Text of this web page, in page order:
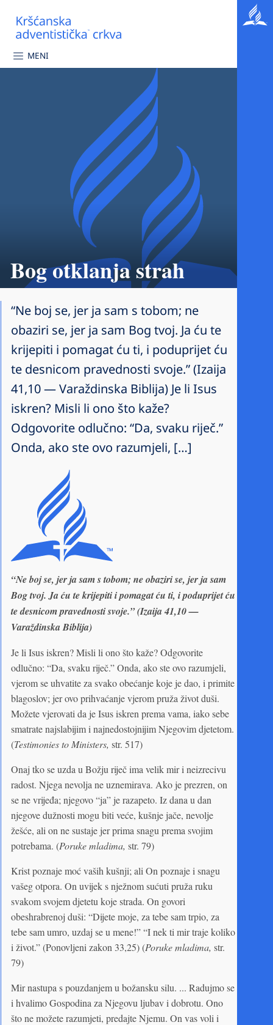
MENI
Bog otklanja strah
“Ne boj se, jer ja sam s tobom; ne
obaziri se, jer ja sam Bog tvoj. Ja ću te
krijepiti i pomagat ću ti, i poduprijet ću
te desnicom pravednosti svoje.” (Izaija
41,10 — Varaždinska Biblija) Je li Isus
iskren? Misli li ono što kaže?
Odgovorite odlučno: “Da, svaku riječ.”
Onda, ako ste ovo razumjeli, […]
“Ne boj se, jer ja sam s tobom; ne obaziri se, jer ja sam
Bog tvoj. Ja ću te krijepiti i pomagat ću ti, i poduprijet ću
te desnicom pravednosti svoje.” (Izaija 41,10 —
Varaždinska Biblija)
Je li Isus iskren? Misli li ono što kaže? Odgovorite
odlučno: “Da, svaku riječ.” Onda, ako ste ovo razumjeli,
vjerom se uhvatite za svako obećanje koje je dao, i primite
blagoslov; jer ovo prihvaćanje vjerom pruža život duši.
Možete vjerovati da je Isus iskren prema vama, iako sebe
smatrate najslabijim i najnedostojnijim Njegovim djetetom.
(Testimonies to Ministers, str. 517)
Onaj tko se uzda u Božju riječ ima velik mir i neizrecivu
radost. Njega nevolja ne uznemirava. Ako je prezren, on
se ne vrijeđa; njegovo “ja” je razapeto. Iz dana u dan
njegove dužnosti mogu biti veće, kušnje jače, nevolje
žešće, ali on ne sustaje jer prima snagu prema svojim
potrebama. (Poruke mladima, str. 79)
Krist poznaje moć vaših kušnji; ali On poznaje i snagu
vašeg otpora. On uvijek s nježnom sućuti pruža ruku
svakom svojem djetetu koje strada. On govori
obeshrabrenoj duši: “Dijete moje, za tebe sam trpio, za
tebe sam umro, uzdaj se u mene!” “I nek ti mir traje koliko
i život.” (Ponovljeni zakon 33,25) (Poruke mladima, str.
79)
Mir nastupa s pouzdanjem u božansku silu. ... Radujmo se
i hvalimo Gospodina za Njegovu ljubav i dobrotu. Ono
što ne možete razumjeti, predajte Njemu. On vas voli i